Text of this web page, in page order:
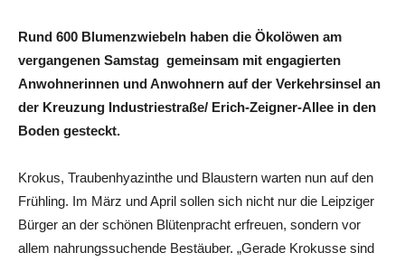
Rund 600 Blumenzwiebeln haben die Ökolöwen am
vergangenen Samstag gemeinsam mit engagierten
Anwohnerinnen und Anwohnern auf der Verkehrsinsel an
der Kreuzung Industriestraße/ Erich-Zeigner-Allee in den
Boden gesteckt.
Krokus, Traubenhyazinthe und Blaustern warten nun auf den
Frühling. Im März und April sollen sich nicht nur die Leipziger
Bürger an der schönen Blütenpracht erfreuen, sondern vor
allem nahrungssuchende Bestäuber. „Gerade Krokusse sind